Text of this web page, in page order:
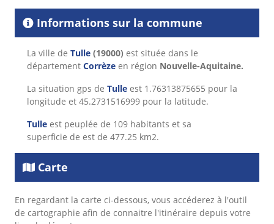
Informations sur la commune
La ville de Tulle (19000) est située dans le
département Corrèze en région Nouvelle-Aquitaine.
La situation gps de Tulle est 1.76313875655 pour la
longitude et 45.2731516999 pour la latitude.
Tulle est peuplée de 109 habitants et sa
superficie de est de 477.25 km2.
Carte
En regardant la carte ci-dessous, vous accéderez à l'outil
de cartographie afin de connaitre l'itinéraire depuis votre